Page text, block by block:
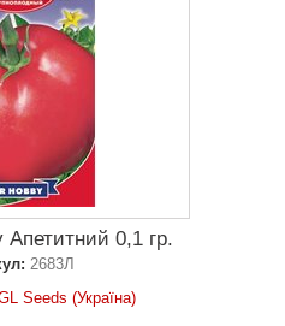
Апетитний 0,1 гр.
2683Л
Seeds (Україна)